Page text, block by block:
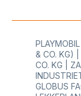
& CO. KG)
CO. KG |
GLOBUS